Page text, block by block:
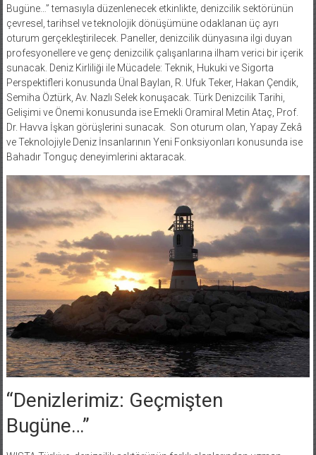
Bugüne…” temasıyla düzenlenecek etkinlikte, denizcilik sektörünün
çevresel, tarihsel ve teknolojik dönüşümüne odaklanan üç ayrı
oturum gerçekleştirilecek. Paneller, denizcilik dünyasına ilgi duyan
profesyonellere ve genç denizcilik çalışanlarına ilham verici bir içerik
sunacak. Deniz Kirliliği ile Mücadele: Teknik, Hukuki ve Sigorta
Perspektifleri konusunda Ünal Baylan, R. Ufuk Teker, Hakan Çendik,
Semiha Öztürk, Av. Nazlı Selek konuşacak. Türk Denizcilik Tarihi,
Gelişimi ve Önemi konusunda ise Emekli Oramiral Metin Ataç, Prof.
Dr. Havva İşkan görüşlerini sunacak. Son oturum olan, Yapay Zekâ
ve Teknolojiyle Deniz İnsanlarının Yeni Fonksiyonları konusunda ise
Bahadır Tonguç deneyimlerini aktaracak.
“Denizlerimiz: Geçmişten
Bugüne…”